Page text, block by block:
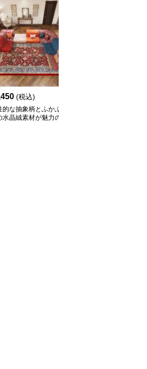
(税込)
的な抽象柄とふかふ
水晶絨素材が魅力の